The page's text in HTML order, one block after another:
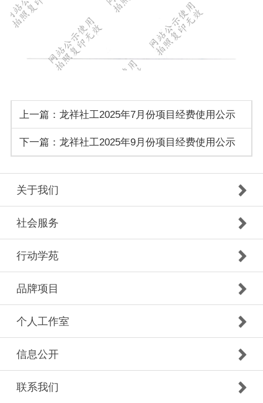
上一篇： 龙祥社工2025年7月份项目经费使用公示
下一篇： 龙祥社工2025年9月份项目经费使用公示
关于我们
社会服务
行动学苑
品牌项目
个人工作室
信息公开
联系我们